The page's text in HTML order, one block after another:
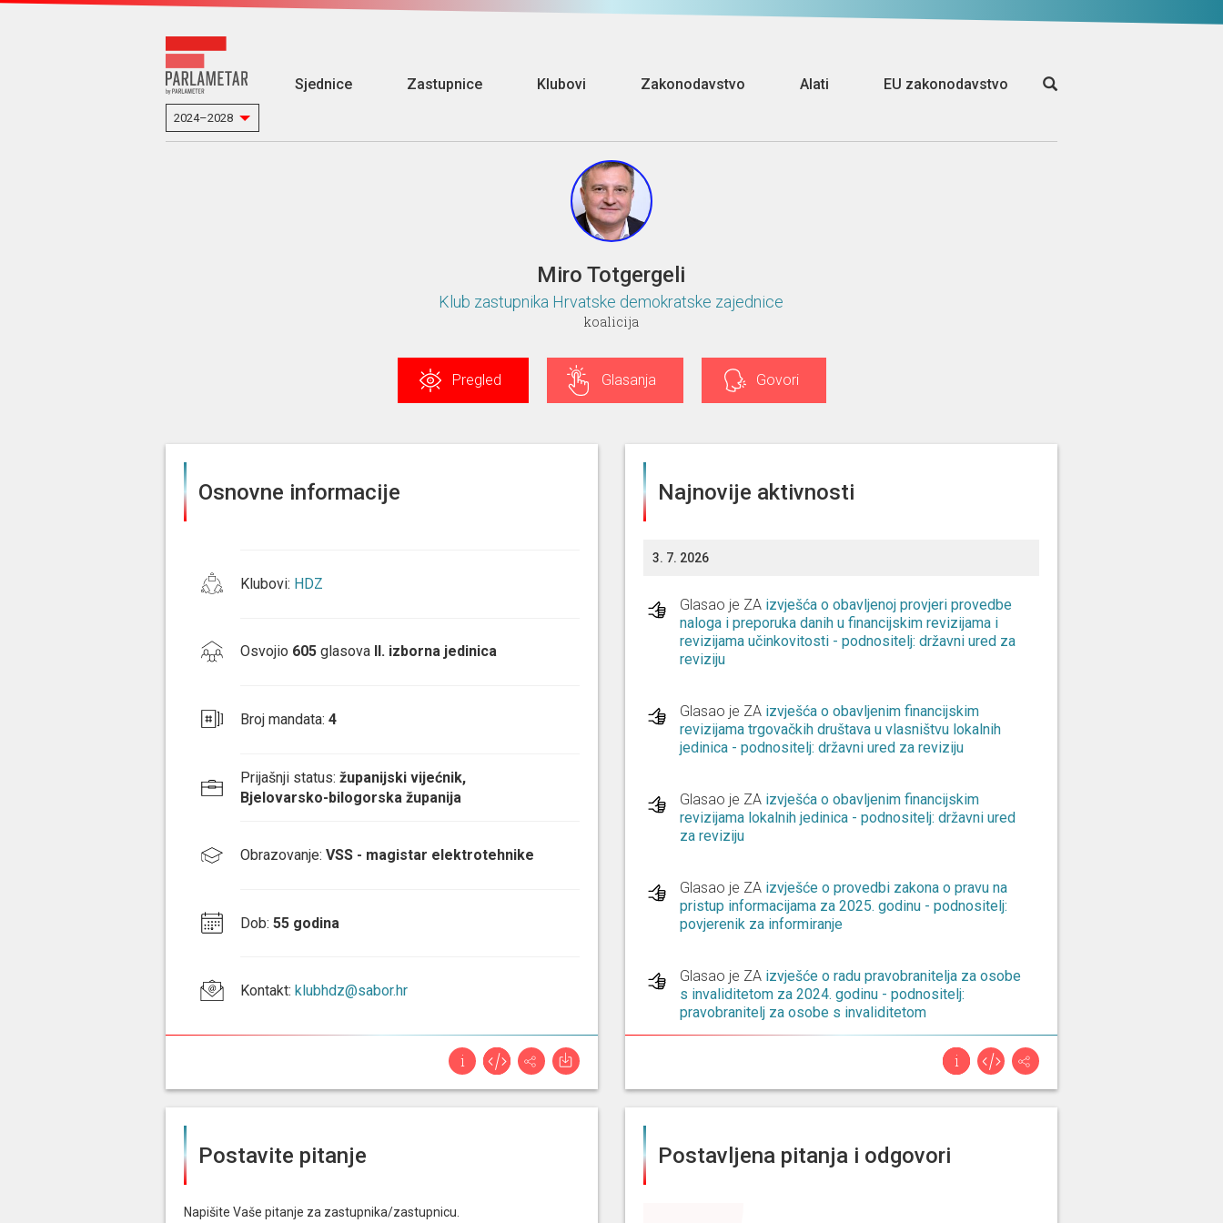
Sjednice Zastupnice Klubovi Zakonodavstvo Alati EU zakonodavstvo
Miro Totgergeli
Klub zastupnika Hrvatske demokratske zajednice
koalicija
Pregled Glasanja Govori
Osnovne informacije
Klubovi: HDZ
Osvojio 605 glasova II. izborna jedinica
Broj mandata: 4
Prijašnji status: županijski vijećnik,
Bjelovarsko-bilogorska županija
Obrazovanje: VSS - magistar elektrotehnike
Dob: 55 godina
Kontakt: klubhdz@sabor.hr
Najnovije aktivnosti
3. 7. 2026
Glasao je ZA izvješća o obavljenoj provjeri provedbe
naloga i preporuka danih u financijskim revizijama i
revizijama učinkovitosti - podnositelj: državni ured za
reviziju
Glasao je ZA izvješća o obavljenim financijskim
revizijama trgovačkih društava u vlasništvu lokalnih
jedinica - podnositelj: državni ured za reviziju
Glasao je ZA izvješća o obavljenim financijskim
revizijama lokalnih jedinica - podnositelj: državni ured
za reviziju
Glasao je ZA izvješće o provedbi zakona o pravu na
pristup informacijama za 2025. godinu - podnositelj:
povjerenik za informiranje
Glasao je ZA izvješće o radu pravobranitelja za osobe
s invaliditetom za 2024. godinu - podnositelj:
pravobranitelj za osobe s invaliditetom
prijedlog odluke o osnivanju
nezakonitostima u ugovaranju i financiranju
dijagnostičkih zdravstvenih usluga, osobito pet/ct
Postavite pitanje
Napišite Vaše pitanje za zastupnika/zastupnicu.
Postavljena pitanja i odgovori